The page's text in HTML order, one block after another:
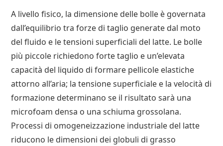
A livello fisico, la dimensione delle bolle è governata
dall’equilibrio tra forze di taglio generate dal moto
del fluido e le tensioni superficiali del latte. Le bolle
più piccole richiedono forte taglio e un’elevata
capacità del liquido di formare pellicole elastiche
attorno all’aria; la tensione superficiale e la velocità di
formazione determinano se il risultato sarà una
microfoam densa o una schiuma grossolana.
Processi di omogeneizzazione industriale del latte
riducono le dimensioni dei globuli di grasso